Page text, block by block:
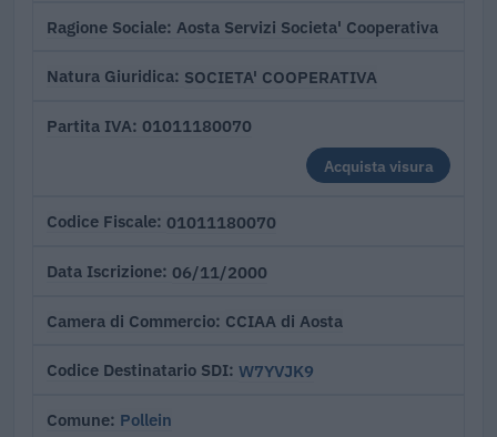
Ragione Sociale Aosta Servizi Societa' Cooperativa
Natura Giuridica SOCIETA' COOPERATIVA
Partita IVA 01011180070
Acquista visura
Codice Fiscale 01011180070
Data Iscrizione 06/11/2000
Camera di Commercio CCIAA di Aosta
Codice Destinatario SDI W7YVJK9
Comune Pollein